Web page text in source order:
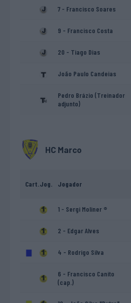
7 - Francisco Soares
9 - Francisco Costa
20 - Tiago Dias
João Paulo Candeias
Pedro Brázio (Treinador
adjunto)
HC Marco
Cart.Jog. Jogador
1 - Sergi Moliner ®
2 - Edgar Alves
4 - Rodrigo Silva
6 - Francisco Canito
(cap.)